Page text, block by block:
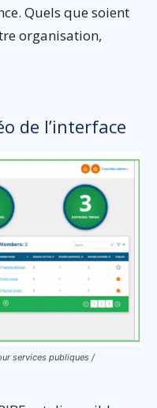
Quels que soient
organisation,
de l’interface
services publiques /